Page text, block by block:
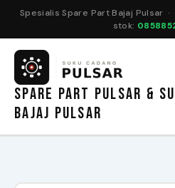
Spesialis Spare Part Bajaj Pulsar
stok:
Lewati
konten
SPARE PART PULSAR &
BAJAJ PULSAR